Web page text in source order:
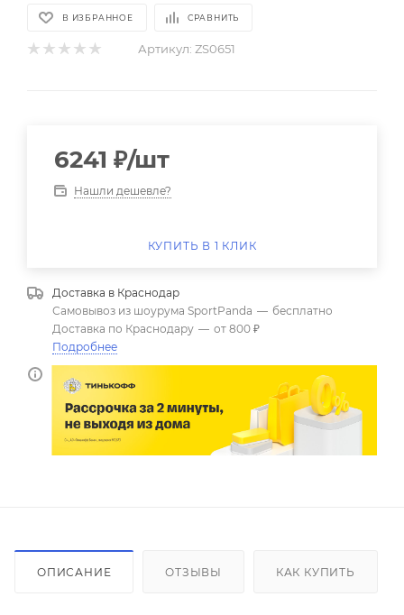
В ИЗБРАННОЕ СРАВНИТЬ
Артикул: ZS0651
6241 ₽/шт
Нашли дешевле?
КУПИТЬ В 1 КЛИК
Доставка в Краснодар
Самовывоз из шоурума SportPanda — бесплатно
Доставка по Краснодару — от 800 ₽
Подробнее
ОПИСАНИЕ ОТЗЫВЫ КАК КУПИТЬ